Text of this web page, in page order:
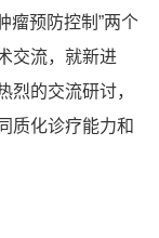
瘤预防控制”两个
交流，就新进
烈的交流研讨，
质化诊疗能力和